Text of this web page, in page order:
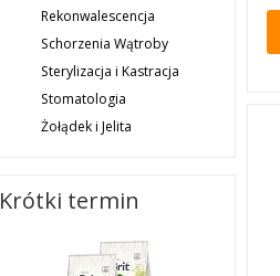
Rekonwalescencja
Schorzenia Wątroby
Sterylizacja i Kastracja
Stomatologia
Żołądek i Jelita
Krótki termin